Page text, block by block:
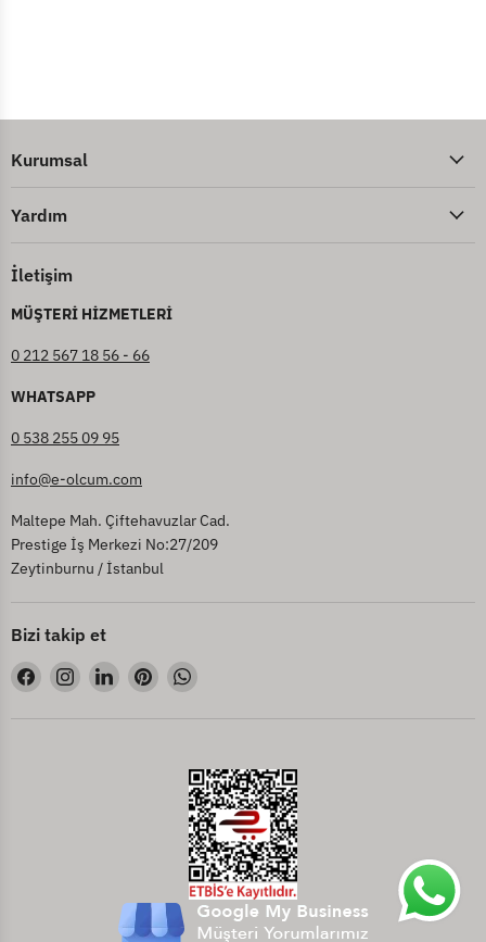
Kurumsal
Yardım
İletişim
MÜŞTERİ HİZMETLERİ
0 212 567 18 56 - 66
WHATSAPP
0 538 255 09 95
info@e-olcum.com
Maltepe Mah. Çiftehavuzlar Cad.
Prestige İş Merkezi No:27/209
Zeytinburnu / İstanbul
Bizi takip et
Bizi
Facebook&#39;de
bul
Bizi
Instagram&#39;de
bul
Bizi
LinkedIn&#39;de
bul
Bizi
Pinterest&#39;de
bul
Bizi
bul